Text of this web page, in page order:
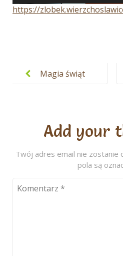
https://
wpisu
Magia świąt
Add your
Twój adres email nie zostanie
pola są